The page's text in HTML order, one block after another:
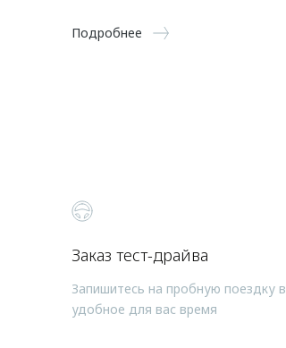
Подробнее
Заказ тест-драйва
Запишитесь на пробную поездку в
удобное для вас время